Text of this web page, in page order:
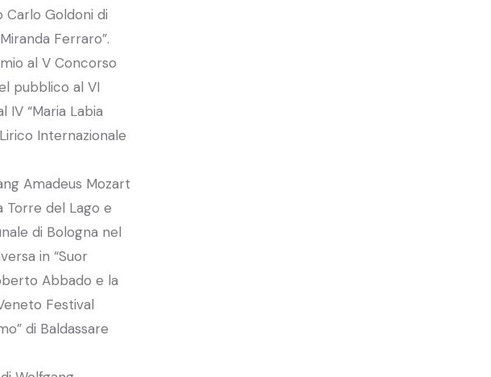
Goldoni di
Ferraro”.
al V Concorso
pubblico al VI
IV “Maria Labia
Internazionale
Amadeus Mozart
Torre del Lago e
di Bologna nel
in “Suor
Abbado e la
Festival
di Baldassare